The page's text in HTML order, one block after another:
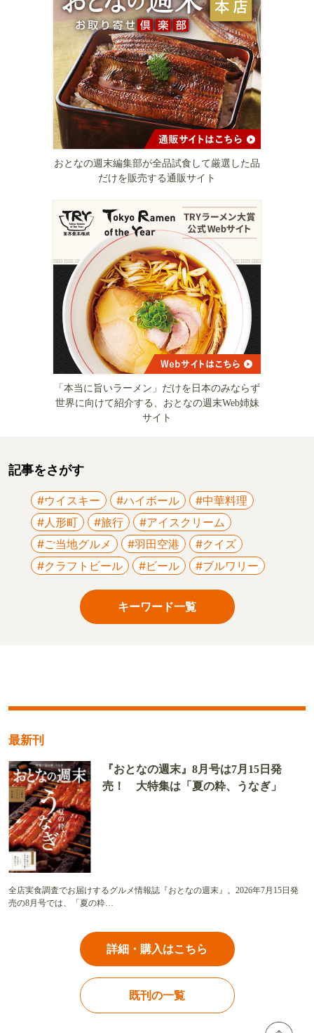
おとなの週末編集部が全品試食して厳選した品
だけを販売する通販サイト
「本当に旨いラーメン」だけを日本のみならず
世界に向けて紹介する、おとなの週末Web姉妹
サイト
記事をさがす
#ウイスキー #ハイボール
#中華料理
#人形町
#旅行
#アイスクリーム
#ご当地グルメ
#羽田空港
#クイズ
#クラフトビール
#ビール #ブルワリー
キーワード一覧
最新刊
『おとなの週末』8月号は7月15日発
売！ 大特集は「夏の粋、うなぎ」
全店実食調査でお届けするグルメ情報誌『おとなの週末』。2026年7月15日発
売の8月号では、「夏の粋…
詳細・購入はこちら
既刊の一覧